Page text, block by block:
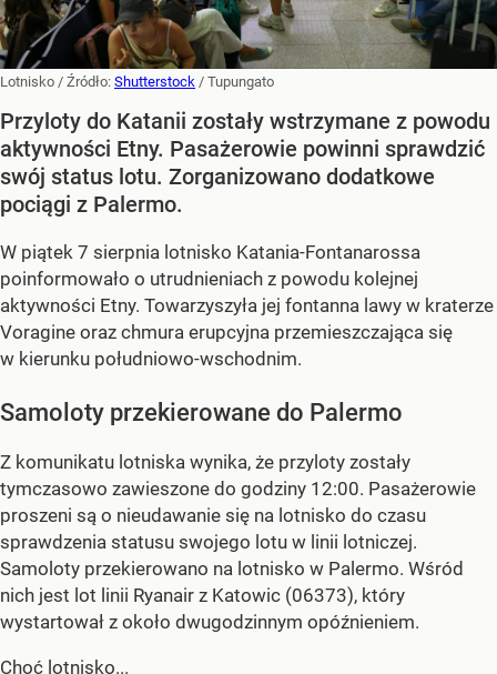
Lotnisko / Źródło: Shutterstock / Tupungato
Przyloty do Katanii zostały wstrzymane z powodu
aktywności Etny. Pasażerowie powinni sprawdzić
swój status lotu. Zorganizowano dodatkowe
pociągi z Palermo.
W piątek 7 sierpnia lotnisko Katania-Fontanarossa
poinformowało o utrudnieniach z powodu kolejnej
aktywności Etny. Towarzyszyła jej fontanna lawy w kraterze
Voragine oraz chmura erupcyjna przemieszczająca się
w kierunku południowo-wschodnim.
Samoloty przekierowane do Palermo
Z komunikatu lotniska wynika, że przyloty zostały
tymczasowo zawieszone do godziny 12:00. Pasażerowie
proszeni są o nieudawanie się na lotnisko do czasu
sprawdzenia statusu swojego lotu w linii lotniczej.
Samoloty przekierowano na lotnisko w Palermo. Wśród
nich jest lot linii Ryanair z Katowic (06373), który
wystartował z około dwugodzinnym opóźnieniem.
Choć lotnisko...